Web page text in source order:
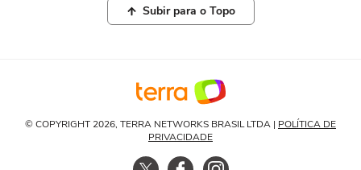
Subir para o Topo
© COPYRIGHT 2026, TERRA NETWORKS BRASIL LTDA | POLÍTICA DE
PRIVACIDADE